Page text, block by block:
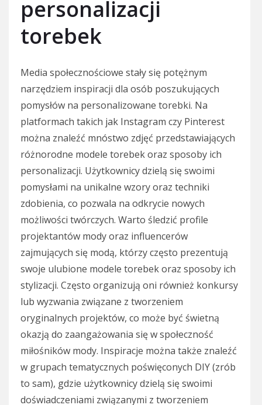
personalizacji
torebek
Media społecznościowe stały się potężnym
narzędziem inspiracji dla osób poszukujących
pomysłów na personalizowane torebki. Na
platformach takich jak Instagram czy Pinterest
można znaleźć mnóstwo zdjęć przedstawiających
różnorodne modele torebek oraz sposoby ich
personalizacji. Użytkownicy dzielą się swoimi
pomysłami na unikalne wzory oraz techniki
zdobienia, co pozwala na odkrycie nowych
możliwości twórczych. Warto śledzić profile
projektantów mody oraz influencerów
zajmujących się modą, którzy często prezentują
swoje ulubione modele torebek oraz sposoby ich
stylizacji. Często organizują oni również konkursy
lub wyzwania związane z tworzeniem
oryginalnych projektów, co może być świetną
okazją do zaangażowania się w społeczność
miłośników mody. Inspiracje można także znaleźć
w grupach tematycznych poświęconych DIY (zrób
to sam), gdzie użytkownicy dzielą się swoimi
doświadczeniami związanymi z tworzeniem